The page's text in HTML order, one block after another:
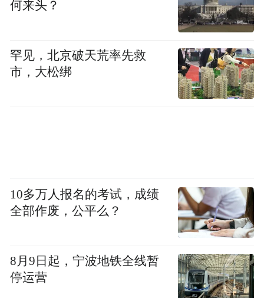
何来头？
罕见，北京破天荒率先救
市，大松绑
10多万人报名的考试，成绩
全部作废，公平么？
8月9日起，宁波地铁全线暂
停运营